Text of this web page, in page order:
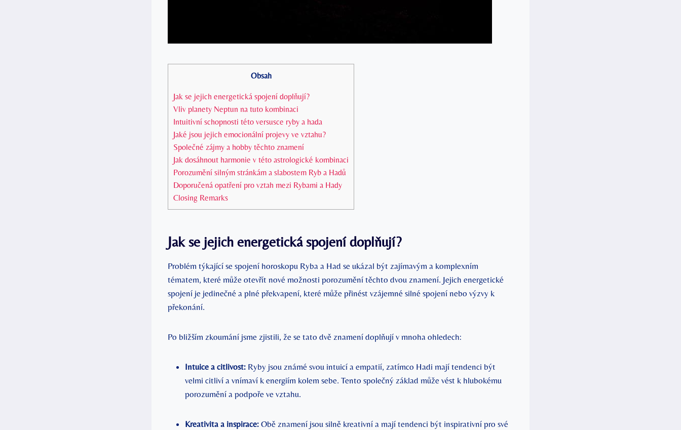
Obsah
Jak se jejich energetická spojení doplňují?
Vliv planety Neptun na tuto kombinaci
Intuitivní schopnosti této versusce ryby a hada
Jaké jsou jejich emocionální projevy ve vztahu?
Společné zájmy a hobby těchto znamení
Jak dosáhnout harmonie v této astrologické kombinaci
Porozumění silným stránkám a slabostem Ryb a Hadů
Doporučená opatření pro vztah mezi Rybami a Hady
Closing Remarks
Jak se jejich energetická spojení doplňují?
Problém týkající se spojení horoskopu Ryba a Had se ukázal být zajímavým a komplexním
tématem, které může otevřít nové možnosti porozumění těchto dvou znamení. Jejich energetické
spojení je jedinečné a plné překvapení, které může přinést vzájemné silné spojení nebo výzvy k
překonání.
Po bližším zkoumání jsme zjistili, že se tato dvě znamení doplňují v mnoha ohledech:
Intuice a citlivost: Ryby jsou známé svou intuicí a empatií, zatímco Hadi mají tendenci být
velmi citliví a vnímaví k energiím kolem sebe. Tento společný základ může vést k hlubokému
porozumění a podpoře ve vztahu.
Kreativita a inspirace: Obě znamení jsou silně kreativní a mají tendenci být inspirativní pro své